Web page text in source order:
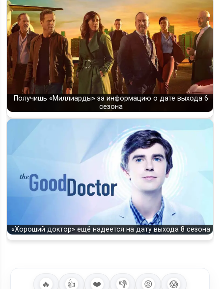
Получишь «Миллиарды» за информацию о дате выхода 6
сезона
«Хороший доктор» ещё надеется на дату выхода 8 сезона
🔥 👍 ❤️ 👎 😡 😱